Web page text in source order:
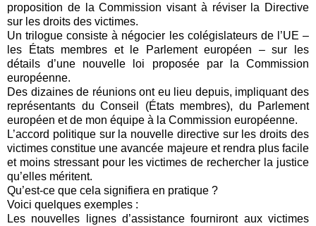
proposition de la Commission visant à réviser la Directive
sur les droits des victimes.
Un trilogue consiste à négocier les colégislateurs de l’UE –
les États membres et le Parlement européen – sur les
détails d’une nouvelle loi proposée par la Commission
européenne.
Des dizaines de réunions ont eu lieu depuis, impliquant des
représentants du Conseil (États membres), du Parlement
européen et de mon équipe à la Commission européenne.
L’accord politique sur la nouvelle directive sur les droits des
victimes constitue une avancée majeure et rendra plus facile
et moins stressant pour les victimes de rechercher la justice
qu’elles méritent.
Qu’est-ce que cela signifiera en pratique ?
Voici quelques exemples :
Les nouvelles lignes d’assistance fourniront aux victimes